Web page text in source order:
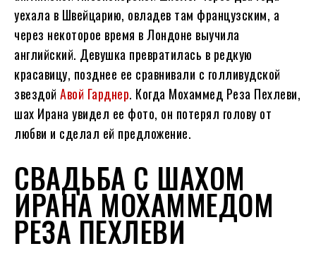
уехала в Швейцарию, овладев там французским, а
через некоторое время в Лондоне выучила
английский. Девушка превратилась в редкую
красавицу, позднее ее сравнивали с голливудской
звездой Авой Гарднер. Когда Мохаммед Реза Пехлеви,
шах Ирана увидел ее фото, он потерял голову от
любви и сделал ей предложение.
СВАДЬБА С ШАХОМ
ИРАНА МОХАММЕДОМ
РЕЗА ПЕХЛЕВИ